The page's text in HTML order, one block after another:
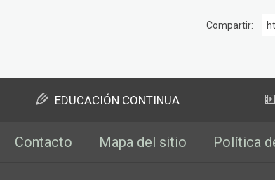
Compartir:
EDUCACIÓN CONTINUA
Contacto Mapa del sitio Política